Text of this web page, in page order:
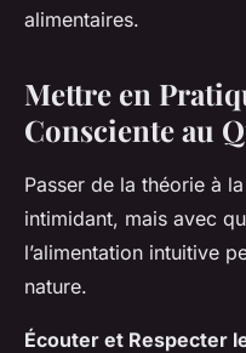
alimentaires.
Mettre en
Consciente au
Passer de la théorie à
intimidant, mais avec
l’alimentation intuitive
nature.
Écouter et Respecter